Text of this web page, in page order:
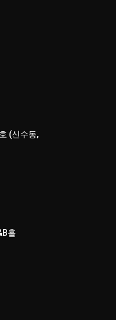
(신수동,
홀